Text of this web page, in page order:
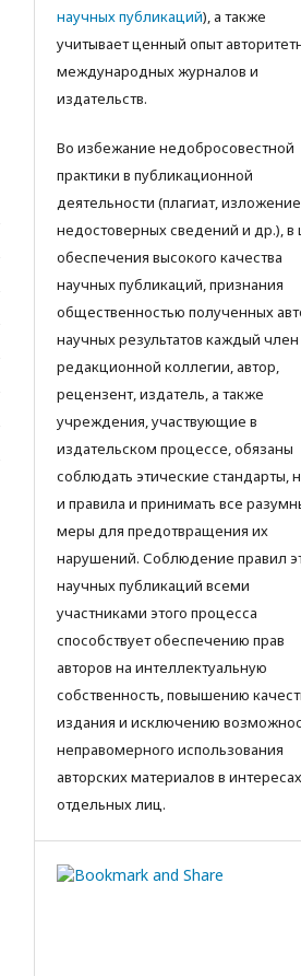
научных публикаций), а также
учитываeт ценный опыт
международных журналов и
издательств.
Во избежание недобросовестной
практики в публикационной
деятельности (плагиат, изложение
недостоверных сведений и др.), в
обеспечения высокого качества
научных публикаций, признания
общественностью полученных
научных результатов каждый член
редакционной коллегии, автор,
рецензент, издатель, а также
учреждения, участвующие в
издательском процессе, обязаны
соблюдать этические стандарты,
и правила и принимать все
меры для предотвращения их
нарушений. Соблюдение правил
научных публикаций всеми
участниками этого процесса
способствует обеспечению прав
авторов на интеллектуальную
собственность, повышению
издания и исключению
неправомерного использования
авторских материалов в интересах
отдельных лиц.